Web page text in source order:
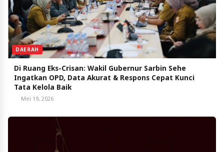
DAERAH
Di Ruang Eks-Crisan: Wakil Gubernur Sarbin Sehe
Ingatkan OPD, Data Akurat & Respons Cepat Kunci
Tata Kelola Baik
Mei 19, 2026